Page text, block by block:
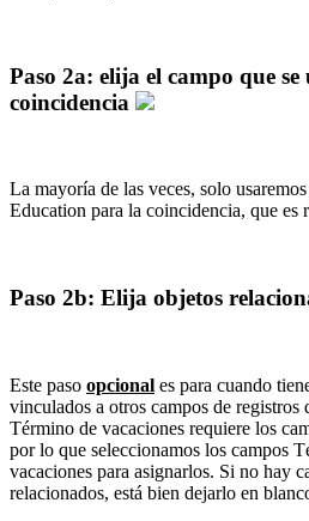
Paso 2a: elija el campo que
coincidencia
La mayoría de las veces, solo
Education para la coincidencia, que es
Paso 2b: Elija objetos
Este paso opcional es para cuando
vinculados a otros campos de registros
Término de vacaciones requiere los
por lo que seleccionamos los campos
vacaciones para asignarlos. Si no hay
relacionados, está bien dejarlo en